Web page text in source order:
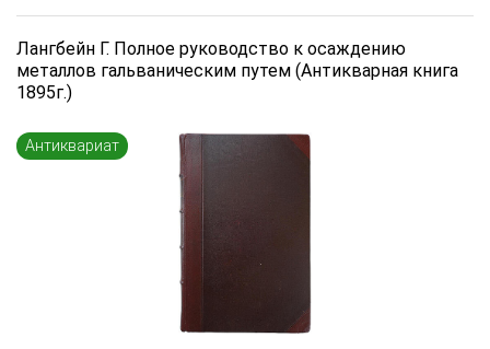
Лангбейн Г. Полное руководство к осаждению
металлов гальваническим путем (Антикварная книга
1895г.)
Антиквариат